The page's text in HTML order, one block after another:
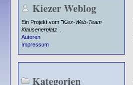
Kiezer Weblog
Ein Projekt vom "Kiez-Web-Team
Klausenerplatz".
Autoren
Impressum
Kategorien